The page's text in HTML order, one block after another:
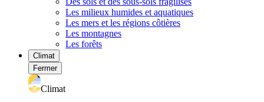
Les milieux humides et aquatiques
Les mers et les régions côtières
Les montagnes
Les forêts
Climat
Fermer
Climat